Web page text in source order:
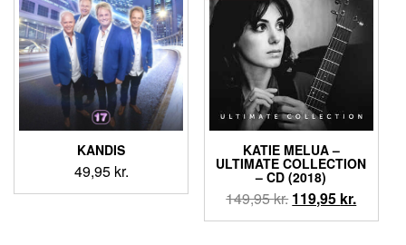
KANDIS
49,95 kr.
KATIE MELUA ‎–
ULTIMATE COLLECTION
– CD (2018)
149,95kr. Den
oprindelige
119,95 kr.Den
aktuelle